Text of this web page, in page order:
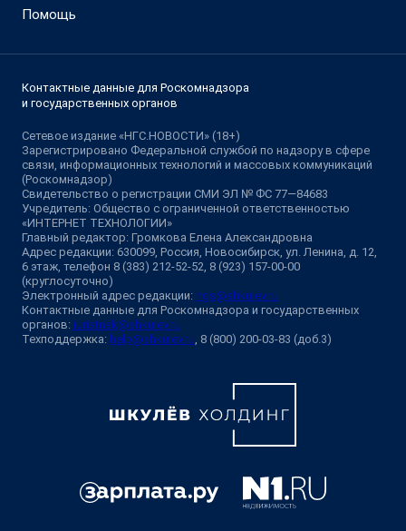
Помощь
Контактные данные для Роскомнадзора
и государственных органов
Сетевое издание «НГС.НОВОСТИ» (18+)
Зарегистрировано Федеральной службой по надзору в сфере
связи, информационных технологий и массовых коммуникаций
(Роскомнадзор)
Свидетельство о регистрации СМИ ЭЛ № ФС 77—84683
Учредитель: Общество с ограниченной ответственностью
«ИНТЕРНЕТ ТЕХНОЛОГИИ»
Главный редактор: Громкова Елена Александровна
Адрес редакции: 630099, Россия, Новосибирск, ул. Ленина, д. 12,
6 этаж, телефон 8 (383) 212-52-52, 8 (923) 157-00-00
(круглосуточно)
Электронный адрес редакции: ngs@shkulev.ru
Контактные данные для Роскомнадзора и государственных
органов: juristnsk@shkulev.ru
Техподдержка: help@shkulev.ru, 8 (800) 200-03-83 (доб.3)